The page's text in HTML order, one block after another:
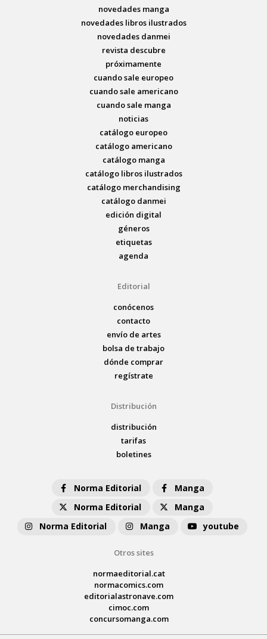
novedades manga
novedades libros ilustrados
novedades danmei
revista descubre
próximamente
cuando sale europeo
cuando sale americano
cuando sale manga
noticias
catálogo europeo
catálogo americano
catálogo manga
catálogo libros ilustrados
catálogo merchandising
catálogo danmei
edición digital
géneros
etiquetas
agenda
Editorial
conócenos
contacto
envío de artes
bolsa de trabajo
dónde comprar
regístrate
Distribución
distribución
tarifas
boletines
Norma Editorial
Manga
Norma Editorial
Manga
Norma Editorial
Manga youtube
Otros sites
normaeditorial.cat
normacomics.com
editorialastronave.com
cimoc.com
concursomanga.com